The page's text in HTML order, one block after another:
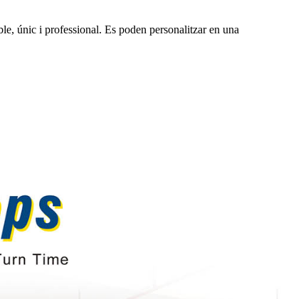
únic i professional. Es poden personalitzar en una